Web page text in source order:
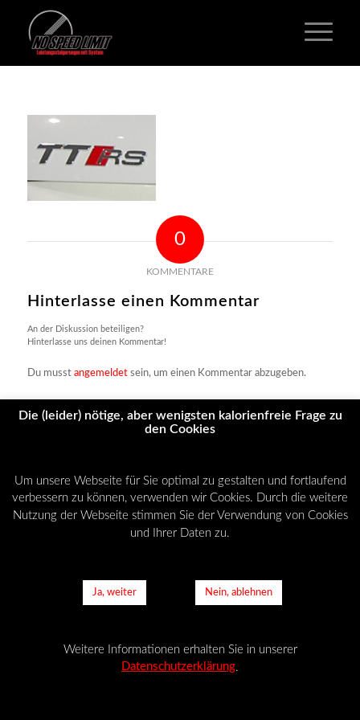
0
KOMMENTARE
Hinterlasse einen Kommentar
An der Diskussion beteiligen?
Hinterlasse uns deinen Kommentar!
Du musst angemeldetsein, um einen Kommentar abzugeben.
Die (leider) nötige, aber wenigsten kalorienfreie Frage zu
den Cookies
Um unsere Webseite für Sie optimal zu gestalten und fortlaufend
verbessern zu können, verwenden wir Cookies. Durch die weitere
Nutzung der Webseite stimmen Sie der Verwendung von Cookies
und Ihrer Daten zu.
Ja, weiter Nein, ablehnen
Weitere Informationen erhalten Sie in unserer
Datenschutzerklärung.